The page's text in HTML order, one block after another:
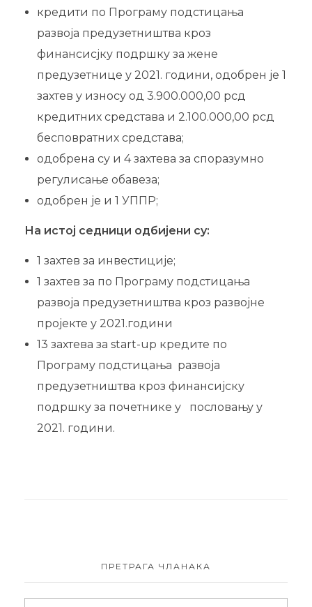
кредити по Програму подстицања
развоја предузетништва кроз
финансисјку подршку за жене
предузетнице у 2021. години, одобрен је 1
захтев у износу од 3.900.000,00 рсд
кредитних средстава и 2.100.000,00 рсд
бесповратних средстава;
одобрена су и 4 захтева за споразумно
регулисање обавеза;
одобрен је и 1 УППР;
На истој седници одбијени су:
1 захтев за инвестиције;
1 захтев за по Програму подстицања
развоја предузетништва кроз развојне
пројекте у 2021.години
13 захтева за start-up кредите по
Програму подстицања развоја
предузетништва кроз финансијску
подршку за почетнике у пословању у
2021. години.
ПРЕТРАГА ЧЛАНАКА